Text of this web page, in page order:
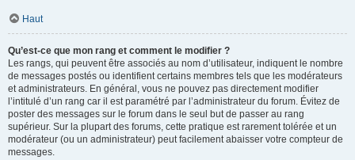
Haut
Qu’est-ce que mon rang et comment le modifier ?
Les rangs, qui peuvent être associés au nom d’utilisateur, indiquent le nombre
de messages postés ou identifient certains membres tels que les modérateurs
et administrateurs. En général, vous ne pouvez pas directement modifier
l’intitulé d’un rang car il est paramétré par l’administrateur du forum. Évitez de
poster des messages sur le forum dans le seul but de passer au rang
supérieur. Sur la plupart des forums, cette pratique est rarement tolérée et un
modérateur (ou un administrateur) peut facilement abaisser votre compteur de
messages.